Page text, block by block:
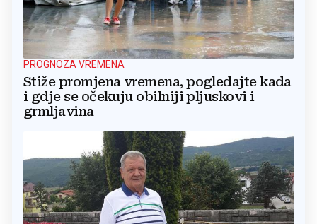
PROGNOZA VREMENA
Stiže promjena vremena, pogledajte kada
i gdje se očekuju obilniji pljuskovi i
grmljavina